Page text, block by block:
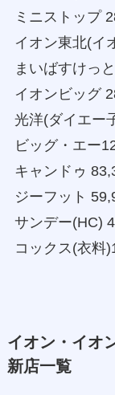
ミニストップ
イオン東北(イ
まいばすけっ
イオンビッグ
光洋(ダイエー
ビッグ・エー
キャンドゥ
ジーフット
サンデー(HC)
コックス(衣料
イオン・イオ
新店一覧